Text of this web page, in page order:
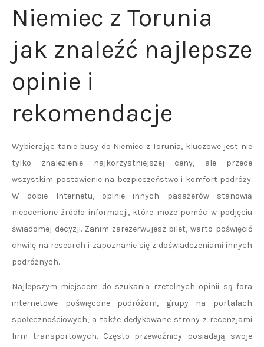
Niemiec z Torunia
jak znaleźć najlepsze
opinie i
rekomendacje
Wybierając tanie busy do Niemiec z Torunia, kluczowe jest nie
tylko znalezienie najkorzystniejszej ceny, ale przede
wszystkim postawienie na bezpieczeństwo i komfort podróży.
W dobie Internetu, opinie innych pasażerów stanowią
nieocenione źródło informacji, które może pomóc w podjęciu
świadomej decyzji. Zanim zarezerwujesz bilet, warto poświęcić
chwilę na research i zapoznanie się z doświadczeniami innych
podróżnych.
Najlepszym miejscem do szukania rzetelnych opinii są fora
internetowe poświęcone podróżom, grupy na portalach
społecznościowych, a także dedykowane strony z recenzjami
firm transportowych. Często przewoźnicy posiadają swoje